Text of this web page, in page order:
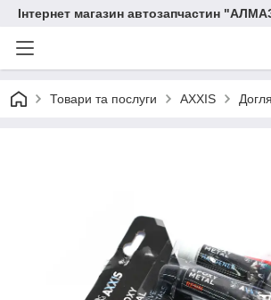
Інтернет магазин автозапчастин
Товари та послуги AXXIS